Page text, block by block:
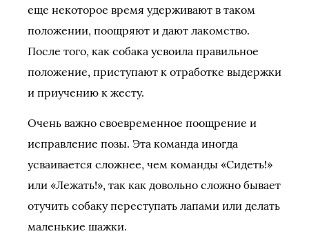
еще некоторое время удерживают в таком
положении, поощряют и дают лакомство.
После того, как собака усвоила правильное
положение, приступают к отработке выдержки
и приучению к жесту.
Очень важно своевременное поощрение и
исправление позы. Эта команда иногда
усваивается сложнее, чем команды «Сидеть!»
или «Лежать!», так как довольно сложно бывает
отучить собаку переступать лапами или делать
маленькие шажки.